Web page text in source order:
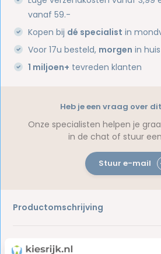
vanaf 59.-
Kopen bij dé specialist in
Voor 17u besteld, morgen in huis
1 miljoen+ tevreden klanten
Productomschrijving
Reviews
Heb je een vraag over
Onze specialisten helpen je
in de chat of stuur
Stuur e-mail